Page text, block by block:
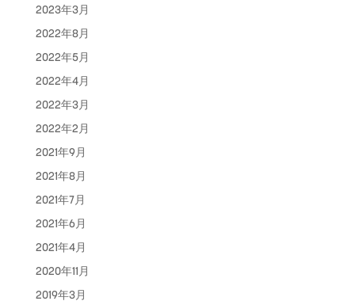
2023年3月
2022年8月
2022年5月
2022年4月
2022年3月
2022年2月
2021年9月
2021年8月
2021年7月
2021年6月
2021年4月
2020年11月
2019年3月